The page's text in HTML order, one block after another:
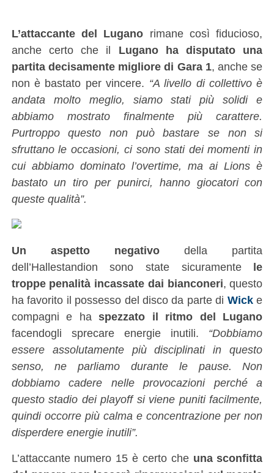
L’attaccante del Lugano rimane così fiducioso,
anche certo che il Lugano ha disputato una
partita decisamente migliore di Gara 1, anche se
non è bastato per vincere. “A livello di collettivo è
andata molto meglio, siamo stati più solidi e
abbiamo mostrato finalmente più carattere.
Purtroppo questo non può bastare se non si
sfruttano le occasioni, ci sono stati dei momenti in
cui abbiamo dominato l’overtime, ma ai Lions è
bastato un tiro per punirci, hanno giocatori con
queste qualità”.
Un aspetto negativodella partita
dell’Hallestandion sono state sicuramente le
troppe penalità incassate dai bianconeri, questo
ha favorito il possesso del disco da parte di Wicke
compagni e haspezzato il ritmo del Lugano
facendogli sprecare energie inutili. “Dobbiamo
essere assolutamente più disciplinati in questo
senso, ne parliamo durante le pause. Non
dobbiamo cadere nelle provocazioni perché a
questo stadio dei playoff si viene puniti facilmente,
quindi occorre più calma e concentrazione per non
disperdere energie inutili”.
L’attaccante numero 15 è certo che una sconfitta